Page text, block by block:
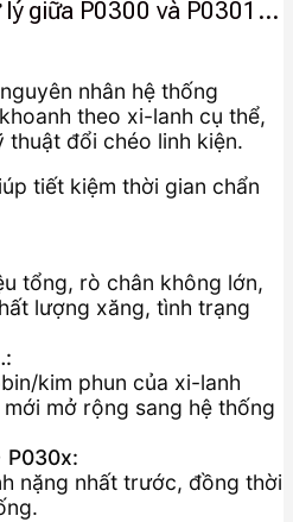
lý giữa P0300 và P0301…
nhân hệ thống
theo xi-lanh cụ thể,
đổi chéo linh kiện.
tiết kiệm thời gian chẩn
tổng, rò chân không lớn,
lượng xăng, tình trạng
kim phun của xi-lanh
mở rộng sang hệ thống
P030x:
nặng nhất trước, đồng thời